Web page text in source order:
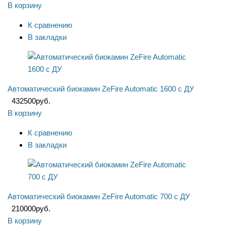
В корзину
К сравнению
В закладки
Автоматический биокамин ZeFire Automatic 1600 с ДУ
432500руб.
В корзину
К сравнению
В закладки
Автоматический биокамин ZeFire Automatic 700 с ДУ
210000руб.
В корзину